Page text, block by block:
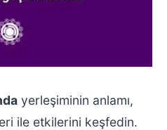
yerleşiminin anlamı,
ile etkilerini keşfedin.